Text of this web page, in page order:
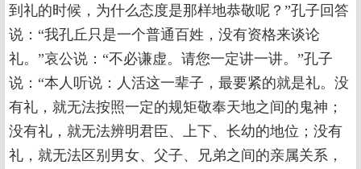
到礼的时候，为什么态度是那样地恭敬呢？”孔子回答
说：“我孔丘只是一个普通百姓，没有资格来谈论
礼。”哀公说：“不必谦虚。请您一定讲一讲。”孔子
说：“本人听说：人活这一辈子，最要紧的就是礼。没
有礼，就无法按照一定的规矩敬奉天地之间的鬼神；
没有礼，就无法辨明君臣、上下、长幼的地位；没有
礼，就无法区别男女、父子、兄弟之间的亲属关系，